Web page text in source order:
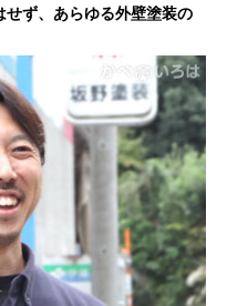
ず、あらゆる外壁塗装の